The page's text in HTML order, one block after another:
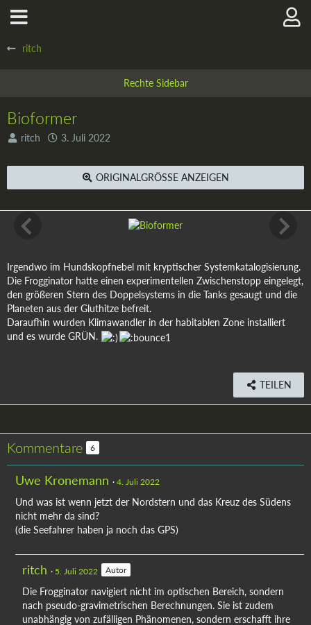
ritch
Bioformer
ritch 3. Juli 2022
ORIGINALGRÖSSE ANZEIGEN
Irgendwo im Hundskopfnebel mit kryptischer Systemkatalogisierung.
Die Frogginator hatte einen experimentellen Zwischenstopp eingelegt,
den größeren Stern des Doppelsystems in die Tanks gesaugt und die
Planeten aus der Gluthitze befreit.
Daraufhin wurden Klimawandler in der habitablen Zone installiert
und es wurde GRÜN.
TEILEN
Kommentare 6
Uwe Kronemann 4. Juli 2022
Und was ist wenn jetzt der Nordstern und das Kreuz des Südens
nicht mehr da sind?
(die Seefahrer haben ja noch das GPS)
ritch 5. Juli 2022 Autor
Die Frogginator navigiert nicht im optischen Bereich, sondern
nach pseudo-gravimetrischen Berechnungen. Sie ist zudem
unabhängig von zufälligen Phänomenen, sondern erschafft ihre